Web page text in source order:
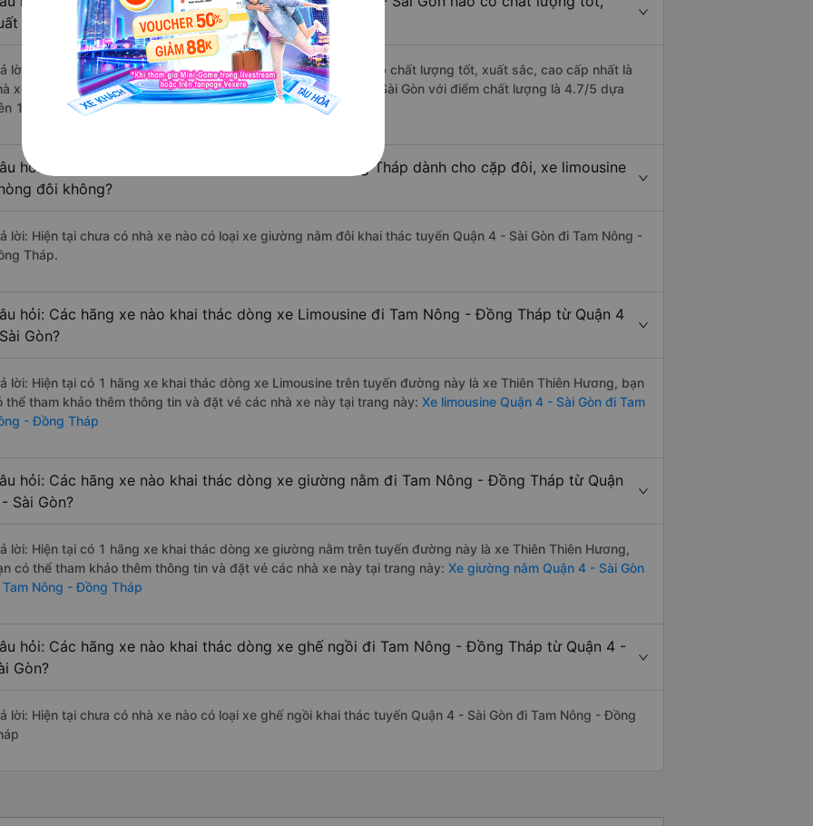
sắc, cao cấp nhất?
lời: Những hãng xe đi Quận 4 - Sài Gòn Tam Nông - Đồng Tháp chất lượng tốt, xuất sắc, cao cấp nhất là
xe Thiên Thiên Hương đi Tam Nông - Đồng Tháp từ Quận 4 - Sài Gòn với điểm chất lượng là 4.7/5 dựa
147 đánh giá của khách hàng).
hỏi: Có loại xe Quận 4 - Sài Gòn Tam Nông - Đồng Tháp dành cho cặp đôi, xe limousine
đôi không?
lời: Hiện tại chưa có nhà xe nào có loại xe giường nằm đôi khai thác tuyến Quận 4 - Sài Gòn đi Tam Nông -
Tháp.
hỏi: Các hãng xe nào khai thác dòng xe Limousine đi Tam Nông - Đồng Tháp từ Quận 4
Gòn?
lời: Hiện tại có 1 hãng xe khai thác dòng xe Limousine trên tuyến đường này là xe Thiên Thiên Hương, bạn
thể tham khảo thêm thông tin và đặt vé các nhà xe này tại trang này: Xe limousine Quận 4 - Sài Gòn đi Tam
- Đồng Tháp
hỏi: Các hãng xe nào khai thác dòng xe giường nằm đi Tam Nông - Đồng Tháp từ Quận
Sài Gòn?
lời: Hiện tại có 1 hãng xe khai thác dòng xe giường nằm trên tuyến đường này là xe Thiên Thiên Hương,
có thể tham khảo thêm thông tin và đặt vé các nhà xe này tại trang này: Xe giường nằm Quận 4 - Sài Gòn
Nông - Đồng Tháp
hỏi: Các hãng xe nào khai thác dòng xe ghế ngồi đi Tam Nông - Đồng Tháp từ Quận 4 -
Gòn?
lời: Hiện tại chưa có nhà xe nào có loại xe ghế ngồi khai thác tuyến Quận 4 - Sài Gòn đi Tam Nông - Đồng